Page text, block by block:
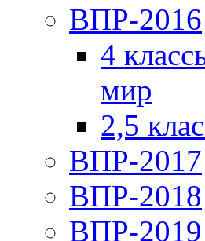
ВПР-2016
4
мир
2,5
ВПР-2017
ВПР-2018
ВПР-2019